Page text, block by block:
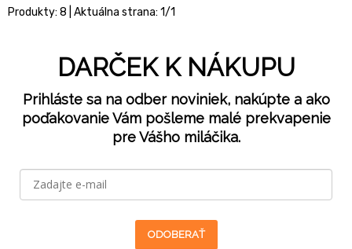
Produkty: 8 | Aktuálna strana: 1/1
DARČEK K NÁKUPU
Prihláste sa na odber noviniek, nakúpte a ako
poďakovanie Vám pošleme malé prekvapenie
pre Vášho miláčika.
ODOBERAŤ